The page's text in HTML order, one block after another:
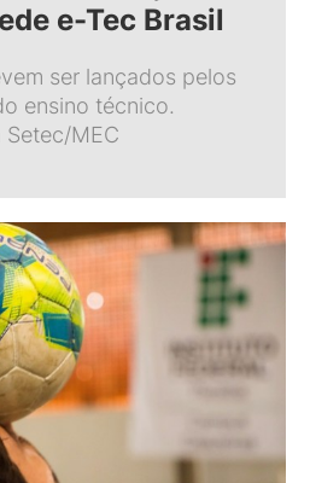
e-Tec Brasil
ser lançados pelos
ensino técnico.
Setec/MEC